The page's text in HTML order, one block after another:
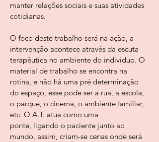
manter relações sociais e suas atividades
cotidianas.
O foco deste trabalho será na ação, a
intervenção acontece através da escuta
terapêutica no ambiente do indivíduo. O
material de trabalho se encontra na
rotina, e não há uma pré determinação
do espaço, esse pode ser a rua, a escola,
o parque, o cinema, o ambiente familiar,
etc. O A.T. atua como uma
ponte, ligando o paciente junto ao
mundo, assim, criam-se cenas onde será